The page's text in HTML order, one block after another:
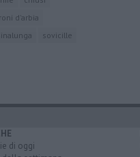
d'arbia
sovicille
di oggi